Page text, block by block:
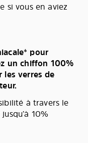
si vous en aviez
pour
un chiffon 100%
verres de
à travers le
10%